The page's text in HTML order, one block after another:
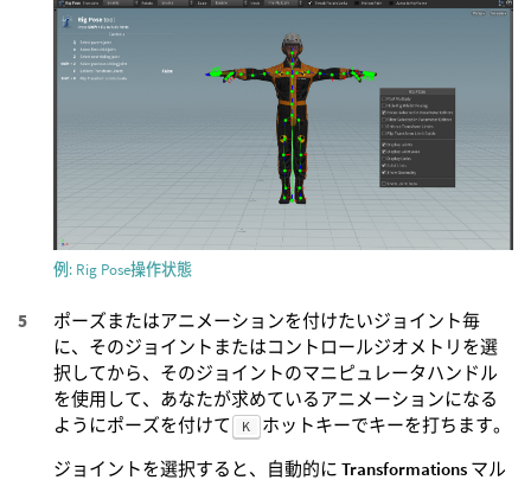
例: Rig Pose操作状態
ポーズまたはアニメーションを付けたいジョイント毎
に、そのジョイントまたはコントロールジオメトリを選
択してから、そのジョイントのマニピュレータハンドル
を使用して、あなたが求めているアニメーションになる
ようにポーズを付けて
K
ホットキーでキーを打ちます。
ジョイントを選択すると、自動的に Transformations マル